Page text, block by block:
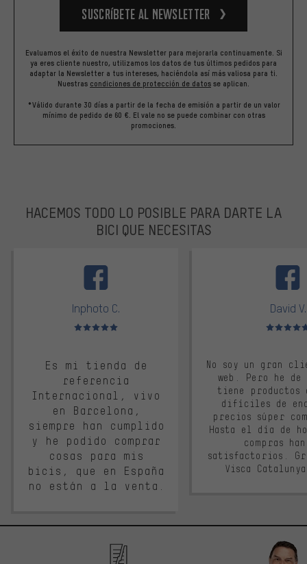
Suscríbete al newsletter
Evaluamos el éxito de nuestra Newsletter para mejorarla continuamente. Si
ya eres cliente nuestro, utilizamos los datos de tus últimos pedidos para
adaptar la Newsletter a tus intereses, haciéndola así más valiosa para ti.
Nuestras condiciones de protección de datos se aplican.
*Válido durante 30 días a partir de la fecha de emisión a partir de un valor
mínimo de pedido de 60 €. El vale no se puede combinar con otras
promociones.
HACEMOS TODO LO POSIBLE PARA DARTE LA
BICI QUE NECESITAS
Inphoto C.
Valoración media: 5 de 5
Es mi tienda de
referencia
Internacional, vivo
en Barcelona,
siempre han cumplido
y he podido comprar
cosas para mis
bicis, que en España
no están a la venta.
David V.
Valoración
No soy un gran
web. Pero he
tiene productos
difíciles de
precios súper
Hasta el día de
compras
satisfactorios.
Visca